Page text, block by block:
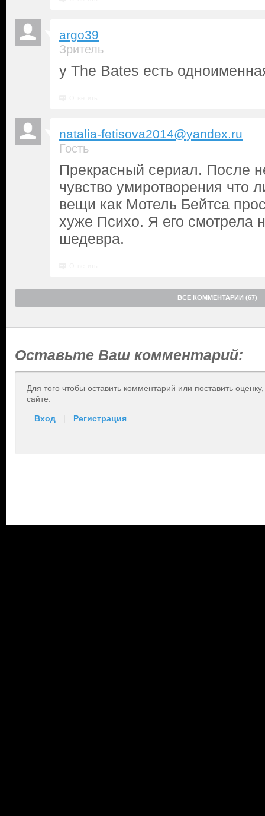
argo39
Зритель
у The Bates есть
natalia-fetisova2014@yandex.ru
Гость
Прекрасный сериал. После
чувство умиротворения что
вещи как Мотель Бейтса
хуже Психо. Я его смотрела
шедевра.
ВСЕ КОММЕНТАРИИ (67)
Оставьте Ваш комментарий:
Для того чтобы оставить комментарий или поставить
сайте.
Вход | Регистрация